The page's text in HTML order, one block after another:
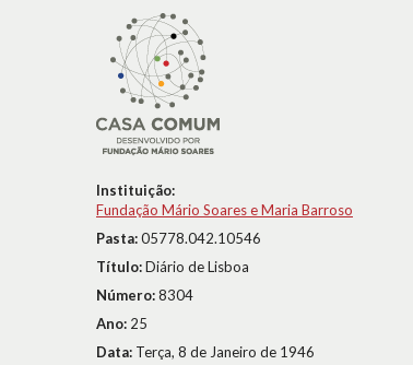
Instituição:
Fundação Mário Soares e Maria Barroso
Pasta:05778.042.10546
Título:Diário de Lisboa
Número:8304
Ano: 25
Data: Terça, 8 de Janeiro de 1946